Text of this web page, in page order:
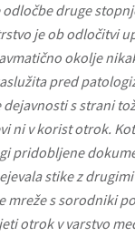
druge
je ob odločitvi
okolje
pred
s strani
ni v korist otrok.
pridobljene
stike z
mreže s sorodniki
otrok v varstvo